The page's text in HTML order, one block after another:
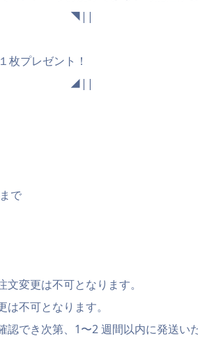
枚プレゼント！
で
変更は不可となります。
不可となります。
でき次第、1〜2 週間以内に発送いた